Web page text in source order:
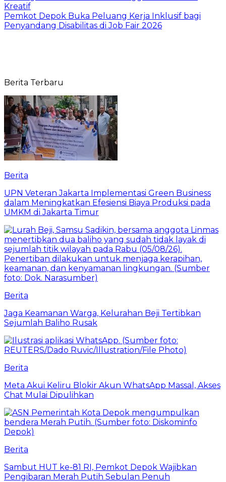
Kreatif
Pemkot Depok Buka Peluang Kerja Inklusif bagi
Penyandang Disabilitas di Job Fair 2026
Berita Terbaru
Berita
UPN Veteran Jakarta Implementasi Green Business
dalam Meningkatkan Efesiensi Biaya Produksi pada
UMKM di Jakarta Timur
Berita
Jaga Keamanan Warga, Kelurahan Beji Tertibkan
Sejumlah Baliho Rusak
Berita
Meta Akui Keliru Blokir Akun WhatsApp Massal, Akses
Chat Mulai Dipulihkan
Berita
Sambut HUT ke-81 RI, Pemkot Depok Wajibkan
Pengibaran Merah Putih Sebulan Penuh